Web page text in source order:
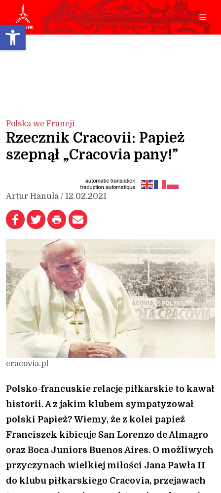
Open toolbar
Polska we Francji
Rzecznik Cracovii: Papież
szepnął „Cracovia pany!”
Artur Hanula / 12.02.2021
cracovia.pl
Polsko-francuskie relacje piłkarskie to kawał
historii. A z jakim klubem sympatyzował
polski Papież? Wiemy, że z kolei papież
Franciszek kibicuje San Lorenzo de Almagro
oraz Boca Juniors Buenos Aires. O możliwych
przyczynach wielkiej miłości Jana Pawła II
do klubu piłkarskiego Cracovia, przejawach